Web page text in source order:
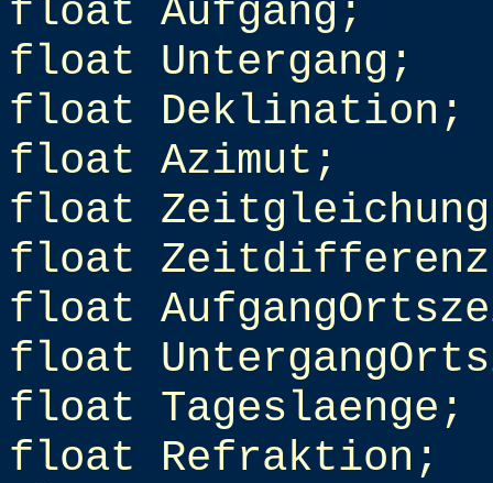
float Aufgang;
float Untergang;
float Deklination;
float Azimut;
float
float
float
float
float Tageslaenge;
float Refraktion;